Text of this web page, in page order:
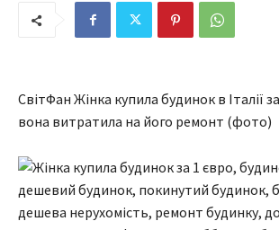
СвітФан Жінка купила будинок в Італії
вона витратила на його ремонт (фото)